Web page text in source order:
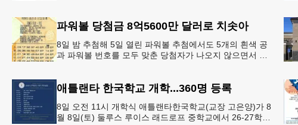
파워볼 당첨금 8억5600만 달러로 치솟아
8일 밤 추첨해 5일 열린 파워볼 추첨에서도 5개의 흰색 공
과 파워볼 번호를 모두 맞춘 당첨자가 나오지 않으면서 행
애틀랜타 한국학교 개학...360명 등록
8일 오전 11시 개학식 애틀랜타한국학교(교장 고은양)가 8
월 8일(토) 둘루스 루이스 래드로프 중학교에서 26-27학년